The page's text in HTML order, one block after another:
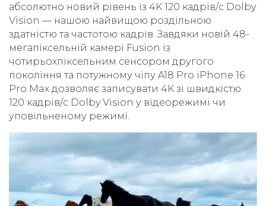
абсолютно новий рівень із 4K 120 кадрів/с Dolby
Vision — нашою найвищою роздільною
здатністю та частотою кадрів. Завдяки новій 48-
мегапіксельній камері Fusion із
чотирьохпіксельним сенсором другого
покоління та потужному чіпу A18 Pro iPhone 16
Pro Max дозволяє записувати 4K зі швидкістю
120 кадрів/с Dolby Vision у відеорежимі чи
уповільненому режимі.